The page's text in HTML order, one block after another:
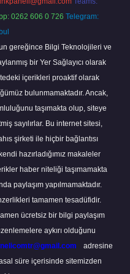
0262 606 0 726 Telegram:
gereğince Bilgi Teknolojileri ve
bir Yer Sağlayıcı olarak
içerikleri proaktif olarak
bulunmamaktadır. Ancak,
taşımakta olup, siteye
sayılırlar. Bu internet sitesi,
şirketi ile hiçbir bağlantısı
hazırladığımız makaleler
haber niteliği taşımamakta
paylaşım yapılmamaktadır.
tamamen tesadüfidir.
ücretsiz bir bilgi paylaşım
aykırı olduğunu
adresine
süre içerisinde sitemizden